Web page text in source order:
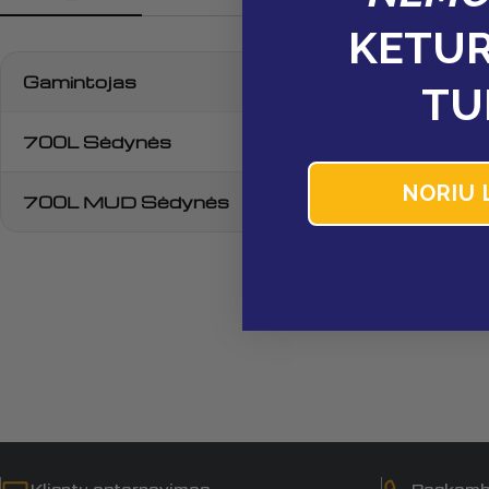
Gamintojas
700L Sėdynės
700L MUD Sėdynės NORIU